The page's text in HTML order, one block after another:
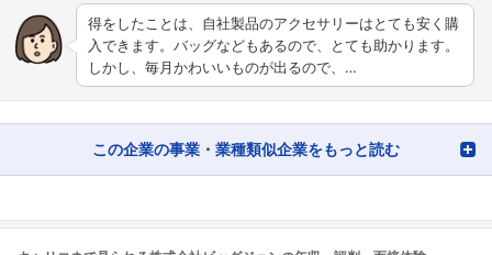
得をしたことは、自社製品のアクセサリーはとても安く購
入できます。バッグなどもあるので、とても助かります。
しかし、毎月かわいいものが出るので、…
この企業の事業・業種類似企業をもっと読む